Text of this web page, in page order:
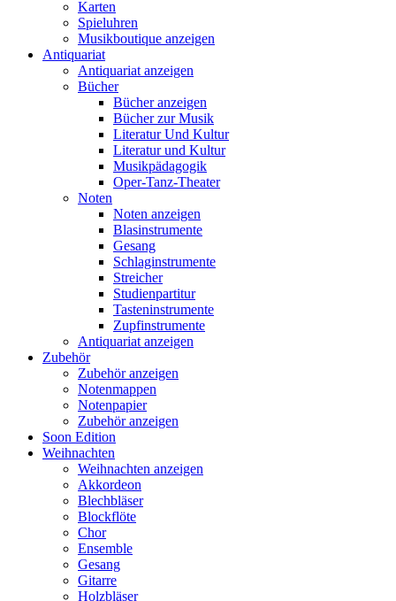
Karten
Spieluhren
Musikboutique anzeigen
Antiquariat
Antiquariat anzeigen
Bücher
Bücher anzeigen
Bücher zur Musik
Literatur Und Kultur
Literatur und Kultur
Musikpädagogik
Oper-Tanz-Theater
Noten
Noten anzeigen
Blasinstrumente
Gesang
Schlaginstrumente
Streicher
Studienpartitur
Tasteninstrumente
Zupfinstrumente
Antiquariat anzeigen
Zubehör
Zubehör anzeigen
Notenmappen
Notenpapier
Zubehör anzeigen
Soon Edition
Weihnachten
Weihnachten anzeigen
Akkordeon
Blechbläser
Blockflöte
Chor
Ensemble
Gesang
Gitarre
Holzbläser